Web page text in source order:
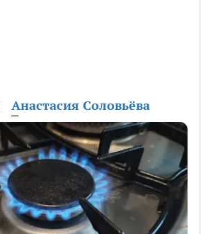
Анастасия Соловьёва